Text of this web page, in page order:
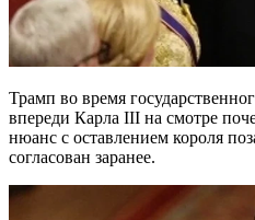
Трамп во время государственного визита в Британию шел
впереди Карла III на смотре
нюанс с оставлением короля
согласован заранее.